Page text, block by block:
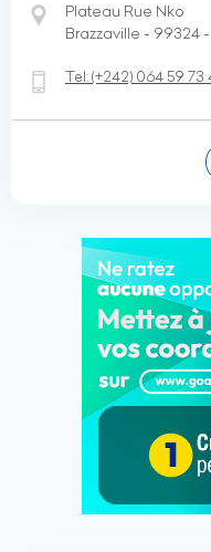
Plateau Rue Nko
Brazzaville - 99324
Tel:(+242) 064 59 73